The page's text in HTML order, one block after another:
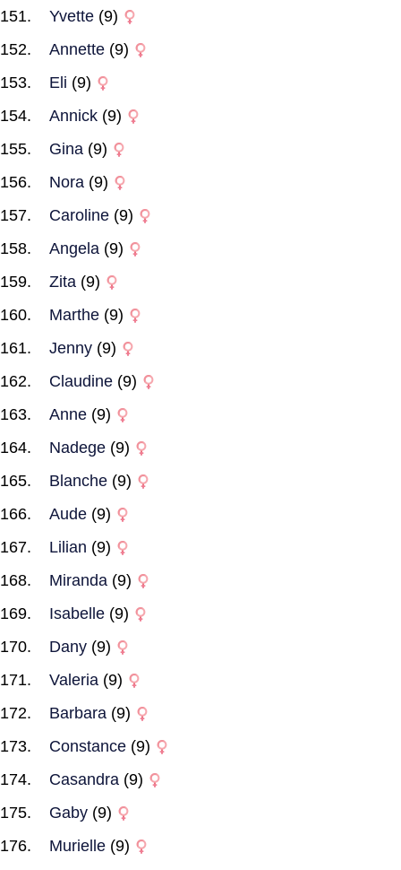
Yvette (9)
Annette (9)
Eli (9)
Annick (9)
Gina (9)
Nora (9)
Caroline (9)
Angela (9)
Zita (9)
Marthe (9)
Jenny (9)
Claudine (9)
Anne (9)
Nadege (9)
Blanche (9)
Aude (9)
Lilian (9)
Miranda (9)
Isabelle (9)
Dany (9)
Valeria (9)
Barbara (9)
Constance (9)
Casandra (9)
Gaby (9)
Murielle (9)